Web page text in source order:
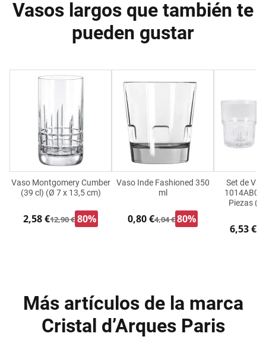
Vasos largos que también te
pueden gustar
Vaso Montgomery Cumber
(39 cl) (Ø 7 x 13,5 cm)
2,58 €12,90 € 80%
Vaso Inde Fashioned 350
ml
0,80 €4,04 €80%
Set de
Piezas (6
6,53 €
Más artículos de la marca
Cristal d’Arques Paris